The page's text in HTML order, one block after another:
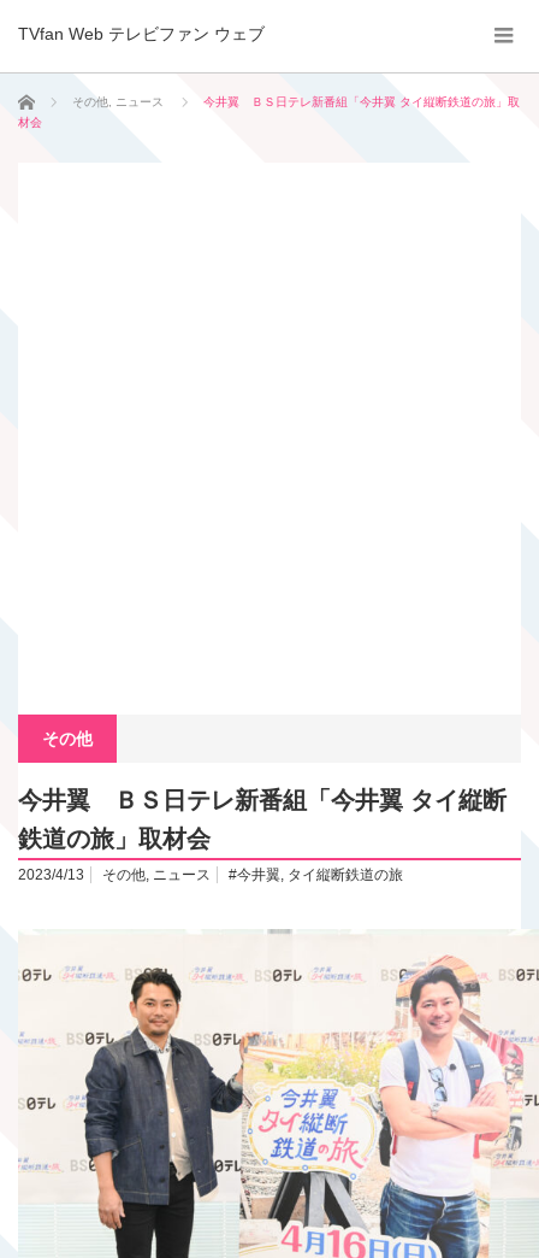
TVfan Web テレビファン ウェブ
ホーム その他 ニュース
今井翼 ＢＳ日テレ新番組「今井翼 タイ縦断鉄道の旅」取
材会
その他
今井翼 ＢＳ日テレ新番組「今井翼 タイ縦断
鉄道の旅」取材会
2023/4/13 その他, ニュース #今井翼, タイ縦断鉄道の旅